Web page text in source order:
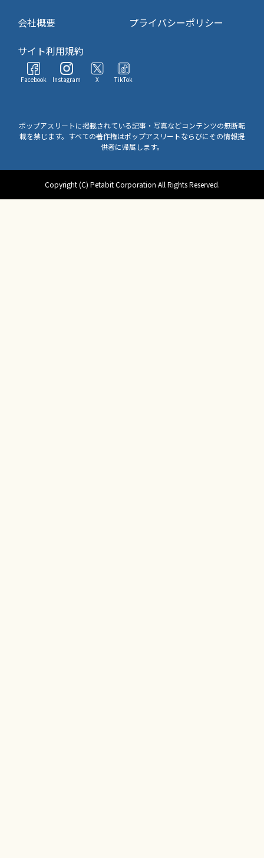
会社概要
プライバシーポリシー
サイト利用規約
Facebook Instagram X TikTok
ポップアスリートに掲載されている記事・写真などコンテンツの無断転
載を禁じます。すべての著作権はポップアスリートならびにその情報提
供者に帰属します。
Copyright (C) Petabit Corporation All Rights Reserved.